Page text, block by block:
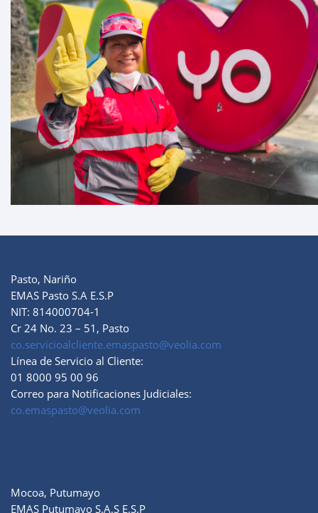
Pasto, Nariño
EMAS Pasto S.A E.S.P
NIT: 814000704-1
Cr 24 No. 23 – 51, Pasto
co.servicioalcliente.emaspasto@veolia.com
Línea de Servicio al Cliente:
01 8000 95 00 96
Correo para Notificaciones Judiciales:
co.emaspasto@veolia.com
Mocoa, Putumayo
EMAS Putumayo S.A.S E.S.P